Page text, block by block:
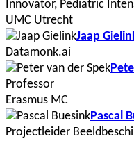
Innovator, Pediatric
UMC Utrecht
Jaap
Datamonk.ai
Professor
Erasmus MC
Pascal
Projectleider